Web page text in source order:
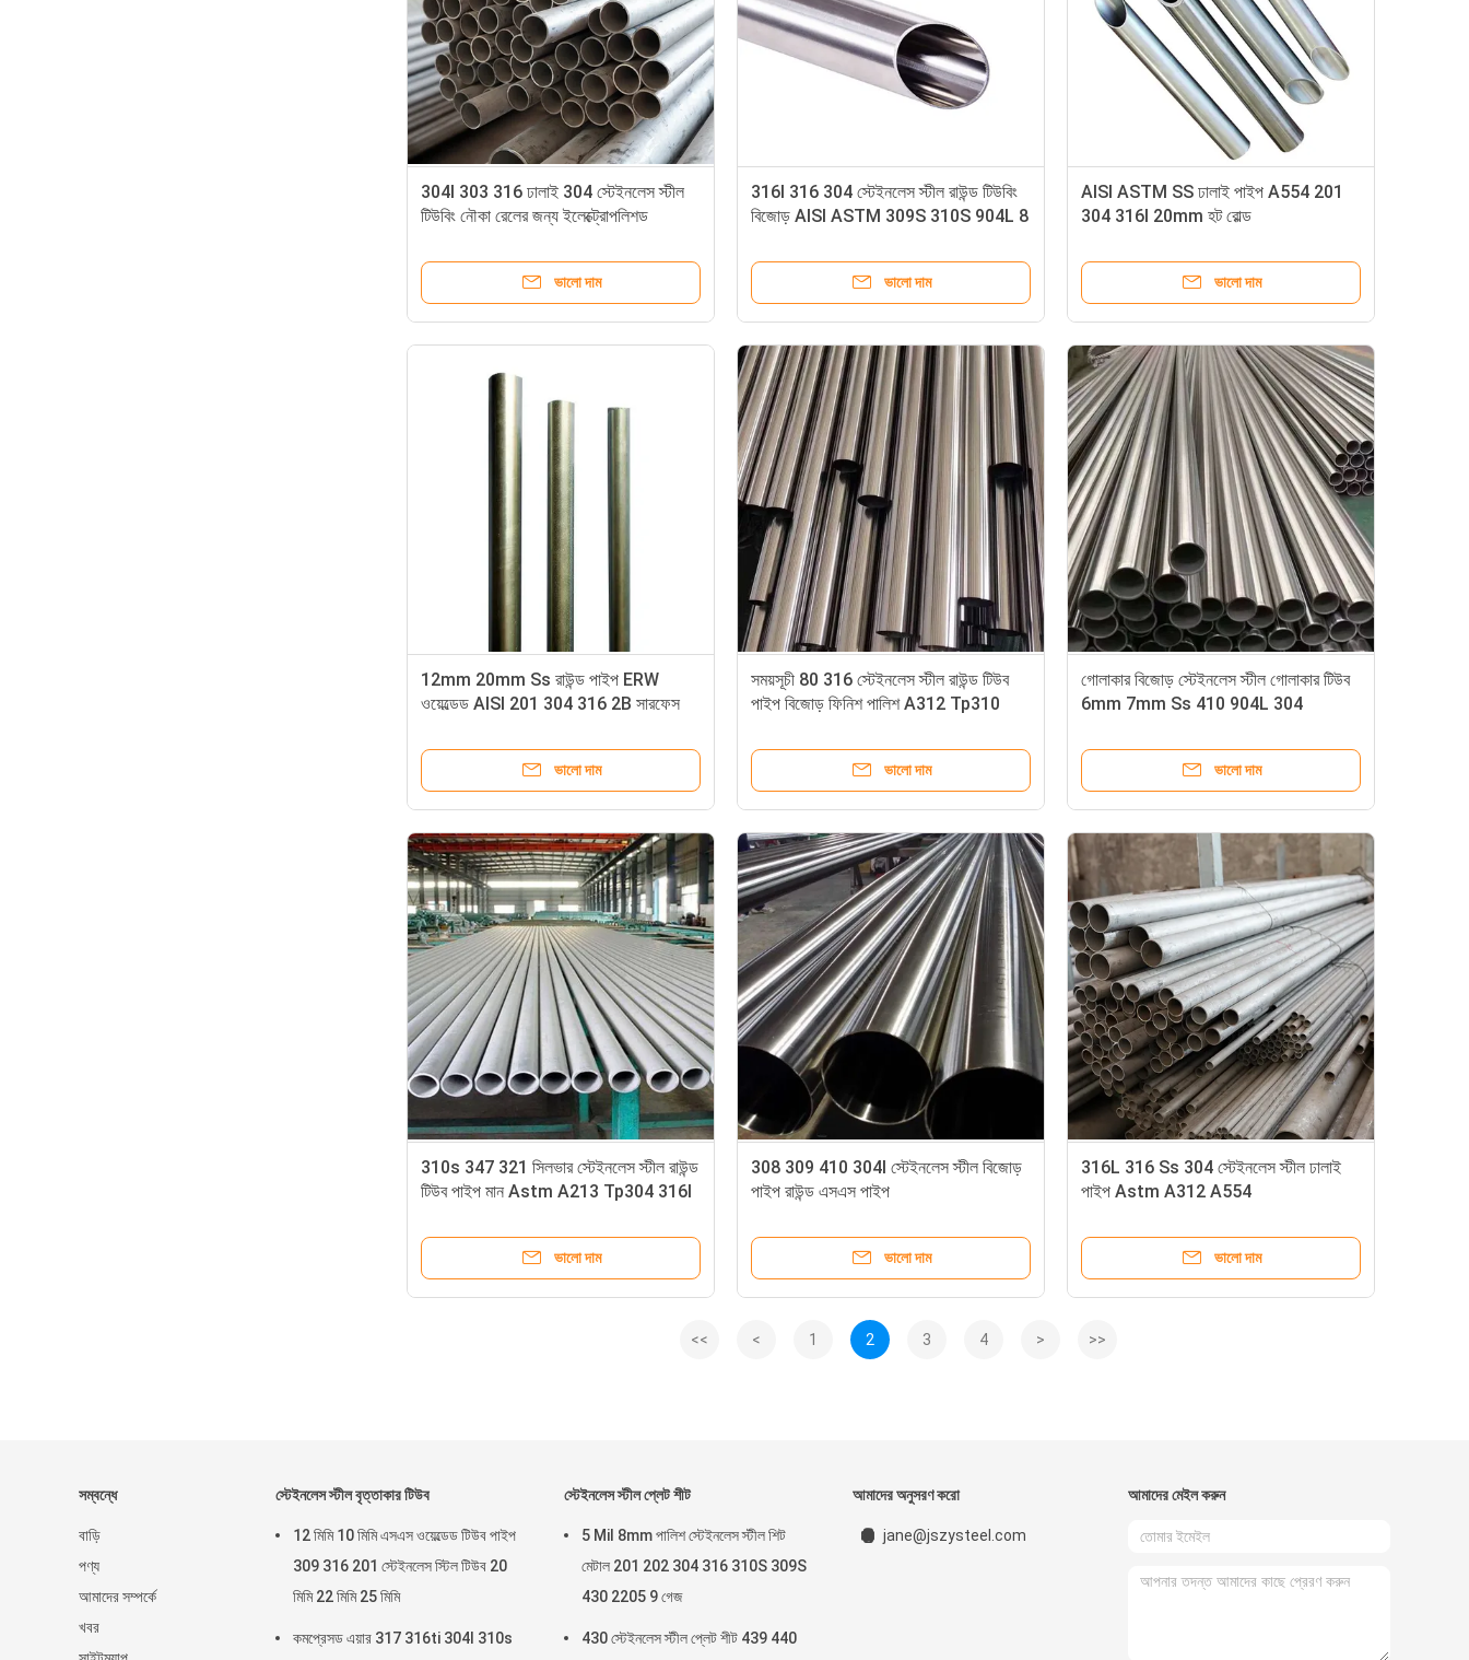
304l 303 316 ঢালাই 304 স্টেইনলেস স্টীল
টিউবিং নৌকা রেলের জন্য ইলেক্ট্রোপলিশড
ভালো দাম
316l 316 304 স্টেইনলেস স্টীল রাউন্ড টিউবিং
বিজোড় AISI ASTM 309S 310S 904L 8
ভালো দাম
AISI ASTM SS ঢালাই পাইপ A554 201
304 316l 20mm হট রোল্ড
ভালো দাম
12mm 20mm Ss রাউন্ড পাইপ ERW
ওয়েল্ডেড AISI 201 304 316 2B সারফেস
ভালো দাম
সময়সূচী 80 316 স্টেইনলেস স্টীল রাউন্ড টিউব
পাইপ বিজোড় ফিনিশ পালিশ A312 Tp310
ভালো দাম
গোলাকার বিজোড় স্টেইনলেস স্টীল গোলাকার টিউব
6mm 7mm Ss 410 904L 304
ভালো দাম
310s 347 321 সিলভার স্টেইনলেস স্টীল রাউন্ড
টিউব পাইপ মান Astm A213 Tp304 316l
ভালো দাম
308 309 410 304l স্টেইনলেস স্টীল বিজোড়
পাইপ রাউন্ড এসএস পাইপ
ভালো দাম
316L 316 Ss 304 স্টেইনলেস স্টীল ঢালাই
পাইপ Astm A312 A554
ভালো দাম
<< < 1 2 3 4 > >>
সম্বন্ধে
বাড়ি
পণ্য
আমাদের সম্পর্কে
খবর
স্টেইনলেস স্টীল বৃত্তাকার টিউব
12 মিমি 10 মিমি এসএস ওয়েল্ডেড টিউব পাইপ
309 316 201 স্টেইনলেস স্টিল টিউব 20
মিমি 22 মিমি 25 মিমি
কমপ্রেসড এয়ার 317 316ti 304l 310s
স্টেইনলেস স্টীল প্লেট শীট
5 Mil 8mm পালিশ স্টেইনলেস স্টীল শিট
মেটাল 201 202 304 316 310S 309S
430 2205 9 গেজ
430 স্টেইনলেস স্টীল প্লেট শীট 439 440
আমাদের অনুসরণ করো
jane@jszysteel.com
আমাদের মেইল ​​করুন